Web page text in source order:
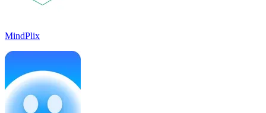
MindPlix